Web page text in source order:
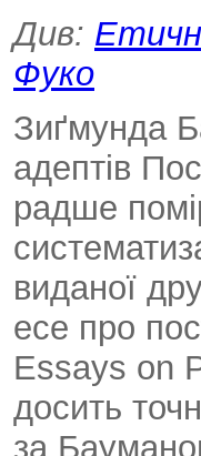
Див:
Фуко
Зиґмунда
адептів
радше
виданої
есе про
Essays on
досить
за